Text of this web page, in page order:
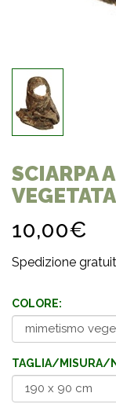
SCIARPA
VEGETATA
10,00€
Spedizione
COLORE:
TAGLIA/MISURA/